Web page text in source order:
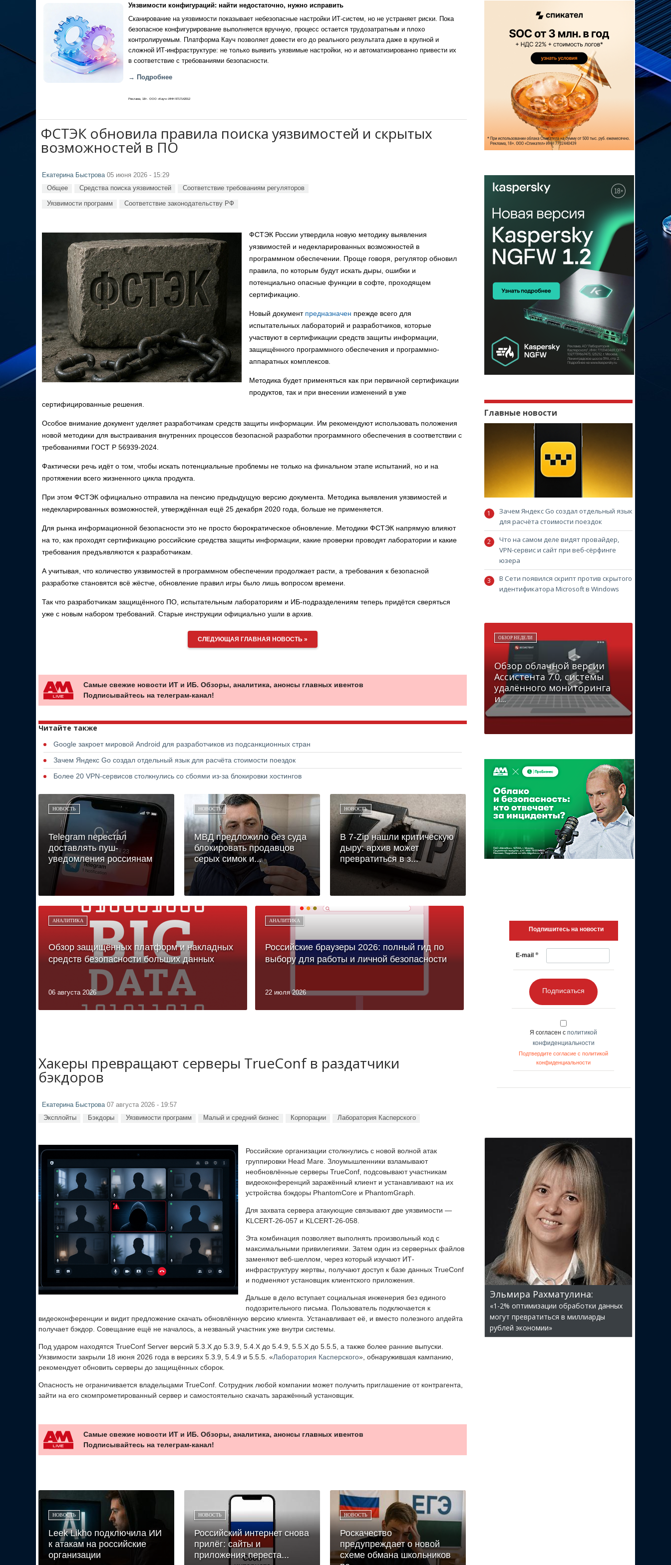
Уязвимости конфигураций: найти недостаточно, нужно исправить
Сканирование на уязвимости показывает небезопасные настройки ИТ-систем, но не устраняет риски. Пока
безопасное конфигурирование выполняется вручную, процесс остается трудозатратным и плохо
контролируемым. Платформа Кауч позволяет довести его до реального результата даже в крупной и
сложной ИТ-инфраструктуре: не только выявить уязвимые настройки, но и автоматизированно привести их
в соответствие с требованиями безопасности.
→ Подробнее
Реклама, 18+. ООО «Кауч» ИНН 9717142012
ФСТЭК обновила правила поиска уязвимостей и скрытых
возможностей в ПО
Екатерина Быстрова05 июня 2026 - 15:29
Общее Средства поиска уязвимостей Соответствие требованиям регуляторов
Уязвимости программ Соответствие законодательству РФ
ФСТЭК России утвердила новую методику выявления
уязвимостей и недекларированных возможностей в
программном обеспечении. Проще говоря, регулятор обновил
правила, по которым будут искать дыры, ошибки и
потенциально опасные функции в софте, проходящем
сертификацию.
Новый документ предназначен прежде всего для
испытательных лабораторий и разработчиков, которые
участвуют в сертификации средств защиты информации,
защищённого программного обеспечения и программно-
аппаратных комплексов.
Методика будет применяться как при первичной сертификации
продуктов, так и при внесении изменений в уже
сертифицированные решения.
Особое внимание документ уделяет разработчикам средств защиты информации. Им рекомендуют использовать положения
новой методики для выстраивания внутренних процессов безопасной разработки программного обеспечения в соответствии с
требованиями ГОСТ Р 56939-2024.
Фактически речь идёт о том, чтобы искать потенциальные проблемы не только на финальном этапе испытаний, но и на
протяжении всего жизненного цикла продукта.
При этом ФСТЭК официально отправила на пенсию предыдущую версию документа. Методика выявления уязвимостей и
недекларированных возможностей, утверждённая ещё 25 декабря 2020 года, больше не применяется.
Для рынка информационной безопасности это не просто бюрократическое обновление. Методики ФСТЭК напрямую влияют
на то, как проходят сертификацию российские средства защиты информации, какие проверки проводят лаборатории и какие
требования предъявляются к разработчикам.
А учитывая, что количество уязвимостей в программном обеспечении продолжает расти, а требования к безопасной
разработке становятся всё жёстче, обновление правил игры было лишь вопросом времени.
Так что разработчикам защищённого ПО, испытательным лабораториям и ИБ-подразделениям теперь придётся сверяться
уже с новым набором требований. Старые инструкции официально ушли в архив.
СЛЕДУЮЩАЯ ГЛАВНАЯ НОВОСТЬ »
Самые свежие новости ИТ и ИБ. Обзоры, аналитика, анонсы главных ивентов
Подписывайтесь на телеграм-канал!
Читайте также
Google закроет мировой Android для разработчиков из подсанкционных стран
Зачем Яндекс Go создал отдельный язык для расчёта стоимости поездок
Более 20 VPN-сервисов столкнулись со сбоями из-за блокировки хостингов
НОВОСТЬ
Telegram перестал
доставлять пуш-
уведомления россиянам
НОВОСТЬ
МВД предложило без суда
блокировать продавцов
серых симок и...
НОВОСТЬ
В 7-Zip нашли критическую
дыру: архив может
превратиться в з...
АНАЛИТИКА
Обзор защищённых платформ и накладных
средств безопасности больших данных
06 августа 2026
АНАЛИТИКА
Российские браузеры 2026: полный гид по
выбору для работы и личной безопасности
22 июля 2026
Хакеры превращают серверы TrueConf в раздатчики
бэкдоров
Екатерина Быстрова 07 августа 2026 - 19:57
Эксплойты Бэкдоры Уязвимости программ Малый и средний бизнес Корпорации Лаборатория Касперского
Российские организации столкнулись с новой волной атак
группировки Head Mare. Злоумышленники взламывают
необновлённые серверы TrueConf, подсовывают участникам
видеоконференций заражённый клиент и устанавливают на их
устройства бэкдоры PhantomCore и PhantomGraph.
Для захвата сервера атакующие связывают две уязвимости —
KLCERT-26-057 и KLCERT-26-058.
Эта комбинация позволяет выполнять произвольный код с
максимальными привилегиями. Затем один из серверных файлов
заменяют веб-шеллом, через который изучают ИТ-
инфраструктуру жертвы, получают доступ к базе данных TrueConf
и подменяют установщик клиентского приложения.
Дальше в дело вступает социальная инженерия без единого
подозрительного письма. Пользователь подключается к
видеоконференции и видит предложение скачать обновлённую версию клиента. Устанавливает её, и вместо полезного апдейта
получает бэкдор. Совещание ещё не началось, а незваный участник уже внутри системы.
Под ударом находятся TrueConf Server версий 5.3.X до 5.3.9, 5.4.X до 5.4.9, 5.5.X до 5.5.5, а также более ранние выпуски.
Уязвимости закрыли 18 июня 2026 года в версиях 5.3.9, 5.4.9 и 5.5.5. «Лаборатория Касперского», обнаружившая кампанию,
рекомендует обновить серверы до защищённых сборок.
Опасность не ограничивается владельцами TrueConf. Сотрудник любой компании может получить приглашение от контрагента,
зайти на его скомпрометированный сервер и самостоятельно скачать заражённый установщик.
Самые свежие новости ИТ и ИБ. Обзоры, аналитика, анонсы главных ивентов
Подписывайтесь на телеграм-канал!
НОВОСТЬ
Leek Likho подключила ИИ
к атакам на российские
организации
НОВОСТЬ
Российский интернет снова
прилёг: сайты и
приложения переста...
НОВОСТЬ
Роскачество
предупреждает о новой
схеме обмана школьников
Главные новости
Зачем Яндекс Go создал отдельный язык
для расчёта стоимости поездок
Что на самом деле видят провайдер,
VPN-сервис и сайт при веб-сёрфинге
юзера
В Сети появился скрипт против скрытого
идентификатора Microsoft в Windows
ОБЗОР НЕДЕЛИ
Обзор облачной версии
Ассистента 7.0, системы
удалённого мониторинга
и...
Подпишитесь на новости
E-mail *
Подписаться
Я согласен с политикой
конфиденциальности
Подтвердите согласие с политикой
конфиденциальности
Эльмира Рахматулина:
«1-2% оптимизации обработки данных
могут превратиться в миллиарды
рублей экономии»